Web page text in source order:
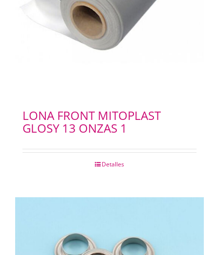
LONA FRONT MITOPLAST
GLOSY 13 ONZAS 1
Detalles